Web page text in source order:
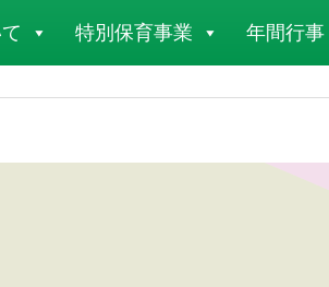
特別保育事業 年間行事